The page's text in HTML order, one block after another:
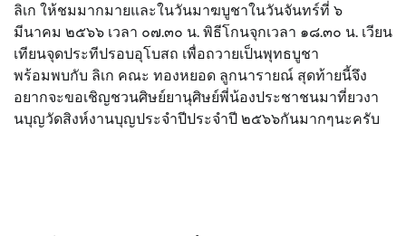
ลิเก ให้ชมมากมายและในวันมาฆบูชาในวันจันทร์ที่ ๖
มีนาคม ๒๕๖๖ เวลา ๐๗.๓๐ น. พิธีโกนจุกเวลา ๑๘.๓๐ น. เวียน
เทียนจุดประทีปรอบอุโบสถ เพื่อถวายเป็นพุทธบูชา
พร้อมพบกับ ลิเก คณะ ทองหยอด ลูกนารายณ์ สุดท้ายนี้จึง
อยากจะขอเชิญชวนศิษย์ยานุศิษย์พี่น้องประชาชนมาที่ยวงา
นบุญวัดสิงห์งานบุญประจำปีประจำปี ๒๕๖๖กันมากๆนะครับ